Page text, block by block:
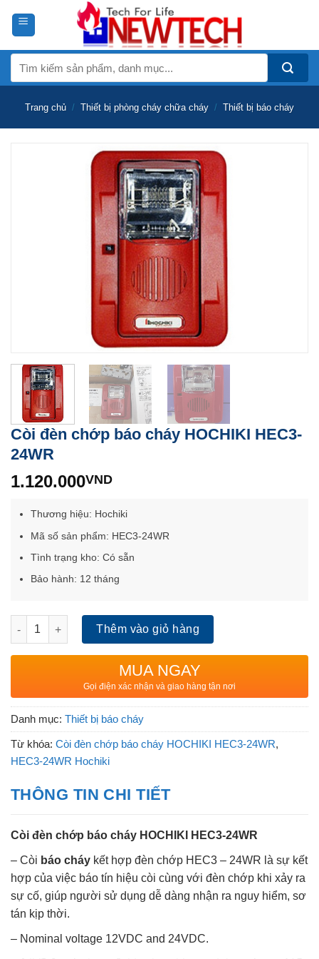
kiếm:
Trang chủ / Thiết bị phòng cháy chữa cháy / Thiết bị báo cháy
Còi đèn chớp báo cháy HOCHIKI HEC3-
24WR
1.120.000VND
Thương hiệu: Hochiki
Mã số sản phẩm: HEC3-24WR
Tình trạng kho: Có sẵn
Bảo hành: 12 tháng
Còi đèn chớp báo cháy HOCHIKI HEC3-24WR số lượng
Thêm vào giỏ hàng
MUA NGAY
Gọi điện xác nhận và giao hàng tận nơi
Danh mục: Thiết bị báo cháy
Từ khóa: Còi đèn chớp báo cháy HOCHIKI HEC3-24WR,
HEC3-24WR Hochiki
THÔNG TIN CHI TIẾT
Còi đèn chớp báo cháy HOCHIKI HEC3-24WR
– Còi báo cháy kết hợp đèn chớp HEC3 – 24WR là sự kết
hợp của việc báo tín hiệu còi cùng với đèn chớp khi xảy ra
sự cố, giúp người sử dụng dễ dàng nhận ra nguy hiểm, sơ
tán kịp thời.
– Nominal voltage 12VDC and 24VDC.